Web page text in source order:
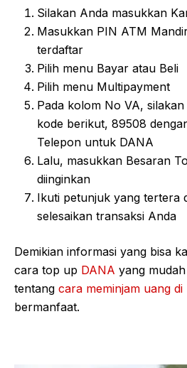
Silakan Anda masukkan
Masukkan PIN ATM
terdaftar
Pilih menu Bayar atau Beli
Pilih menu Multipayment
Pada kolom No VA,
kode berikut, 89508
Telepon untuk DANA
Lalu, masukkan Besaran
diinginkan
Ikuti petunjuk yang tertera
selesaikan transaksi Anda
Demikian informasi yang bisa
cara top up DANA yang
tentang cara meminjam uang di
bermanfaat.